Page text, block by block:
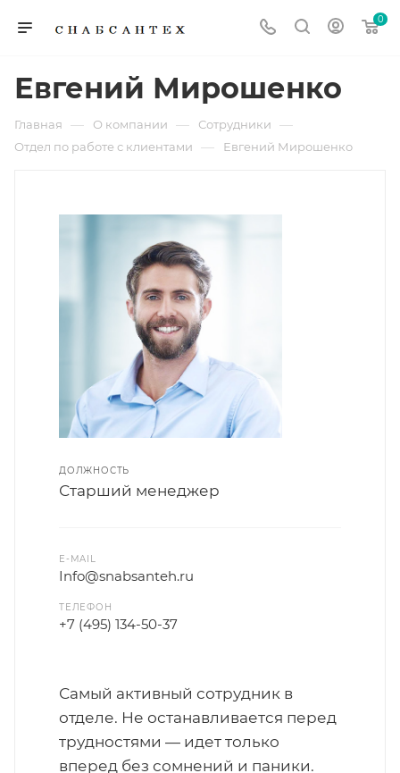
0
Евгений Мирошенко
Главная — О компании — Сотрудники —
Отдел по работе с клиентами — Евгений Мирошенко
ДОЛЖНОСТЬ
Старший менеджер
E-MAIL
Info@snabsanteh.ru
ТЕЛЕФОН
+7 (495) 134-50-37
Самый активный сотрудник в
отделе. Не останавливается перед
трудностями — идет только
вперед без сомнений и паники.